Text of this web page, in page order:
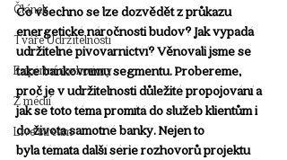
Článek
Tváře Udržitelnosti
Expertní rozhovory
Z médií
Live stream
Co všechno se lze dozvědět z průkazu
energetické náročnosti budov? Jak vypadá
udržitelné pivovarnictví? Věnovali jsme se
také bankovnímu segmentu. Probereme,
proč je v udržitelnosti důležité propojování a
jak se toto téma promítá do služeb klientům i
do života samotné banky. Nejen to
byla témata další série rozhovorů projektu